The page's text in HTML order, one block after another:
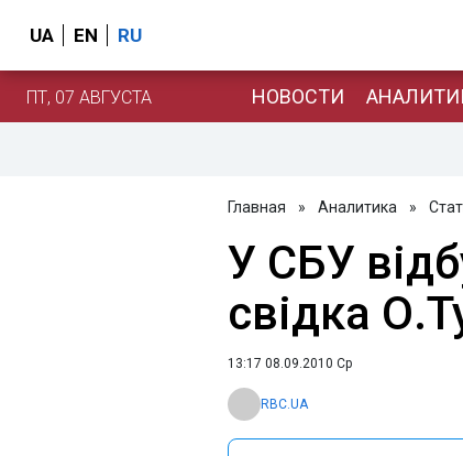
UA EN RU
ПТ, 07 АВГУСТА НОВОСТИ
Главная » Аналитика »
У СБУ
свідка
13:17 08.09.2010 Ср
RBC.UA